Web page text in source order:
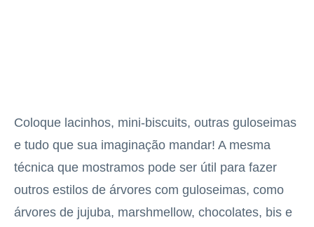
Coloque lacinhos, mini-biscuits, outras guloseimas
e tudo que sua imaginação mandar! A mesma
técnica que mostramos pode ser útil para fazer
outros estilos de árvores com guloseimas, como
árvores de jujuba, marshmellow, chocolates, bis e